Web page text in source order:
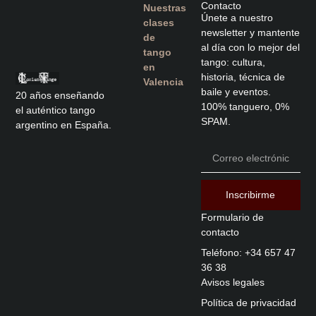
20 años enseñando
el auténtico tango
argentino en España.
Nuestras
clases
de
tango
en
Valencia
Contacto
Únete a nuestro
newsletter y mantente
al día con lo mejor del
tango: cultura,
historia, técnica de
baile y eventos.
100% tanguero, 0%
SPAM.
Inscribirme
Formulario de
contacto
Teléfono: +34 657 47
36 38
Avisos legales
Política de privacidad